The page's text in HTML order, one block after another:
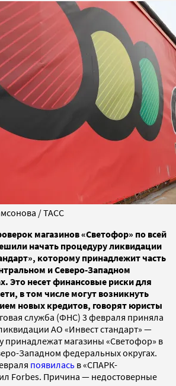
/ ТАСС
магазинов «Светофор» по всей
начать процедуру ликвидации
которому принадлежит часть
и Северо-Западном
Это несет финансовые риски для
в том числе могут возникнуть
новых кредитов, говорят юристы
служба (ФНС) 3 февраля приняла
АО «Инвест стандарт» —
принадлежат магазины «Светофор» в
Западном федеральных округах.
появилась в «СПАРК-
Forbes. Причина — недостоверные